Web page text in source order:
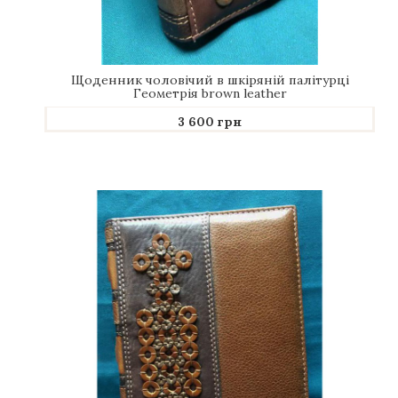
Сімейні та Родовід книги
ПОДАРУНКИ ДЛЯ ДІТЕЙ
Діти від 0 до 2 років
Конверти для новонароджених
Хрестильні набори
Щоденник чоловічий в шкіряній палітурці
Геометрія brown leather
3 600 грн